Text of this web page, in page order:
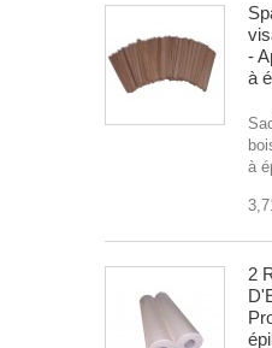
-
à
à
2